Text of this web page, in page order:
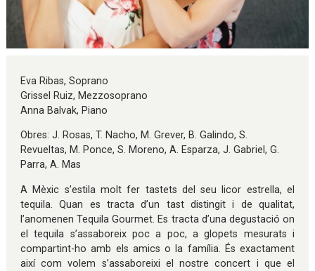
Eva Ribas, Soprano
Grissel Ruiz, Mezzosoprano
Anna Balvak, Piano
Obres: J. Rosas, T. Nacho, M. Grever, B. Galindo, S.
Revueltas, M. Ponce, S. Moreno, A. Esparza, J. Gabriel, G.
Parra, A. Mas
A Mèxic s’estila molt fer tastets del seu licor estrella, el
tequila. Quan es tracta d’un tast distingit i de qualitat,
l’anomenen Tequila Gourmet. Es tracta d’una degustació on
el tequila s’assaboreix poc a poc, a glopets mesurats i
compartint-ho amb els amics o la família. És exactament
així com volem s’assaboreixi el nostre concert i que el